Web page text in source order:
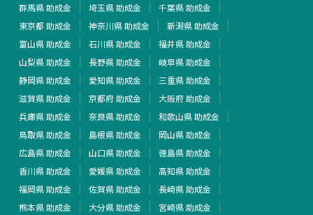
群馬県 助成金
埼玉県 助成金
千葉県 助成金
東京都 助成金
神奈川県 助成金
新潟県 助成金
富山県 助成金
石川県 助成金
福井県 助成金
山梨県 助成金
長野県 助成金
岐阜県 助成金
静岡県 助成金
愛知県 助成金
三重県 助成金
滋賀県 助成金
京都府 助成金
大阪府 助成金
兵庫県 助成金
奈良県 助成金
和歌山県 助成金
鳥取県 助成金
島根県 助成金
岡山県 助成金
広島県 助成金
山口県 助成金
徳島県 助成金
香川県 助成金
愛媛県 助成金
高知県 助成金
福岡県 助成金
佐賀県 助成金
長崎県 助成金
熊本県 助成金
大分県 助成金
宮崎県 助成金